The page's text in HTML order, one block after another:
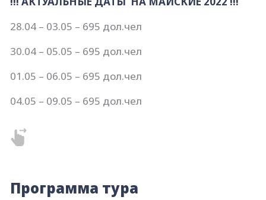
28.04 – 03.05 – 695 дол.чел
30.04 – 05.05 – 695 дол.чел
01.05 – 06.05 – 695 дол.чел
04.05 – 09.05 – 695 дол.чел
Программа тура